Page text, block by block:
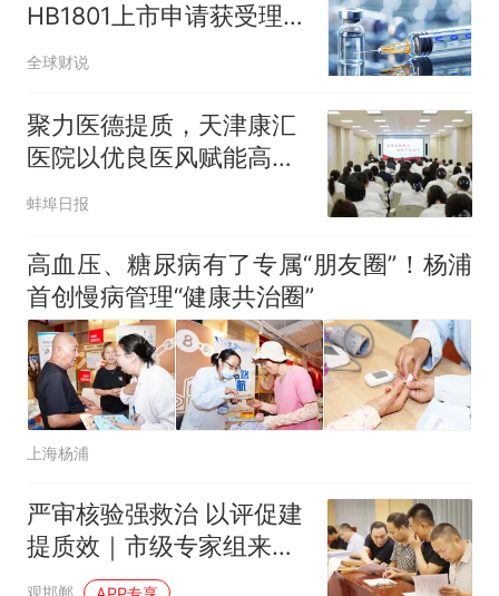
HB1801上市申请获受理并
纳入优先审评
全球财说
聚力医德提质，天津康汇
医院以优良医风赋能高质
量发展
蚌埠日报
高血压、糖尿病有了专属“朋友圈”！杨浦
首创慢病管理“健康共治圈”
上海杨浦
严审核验强救治 以评促建
提质效｜市级专家组来魏
县人民医院开展创伤中心
观邯郸